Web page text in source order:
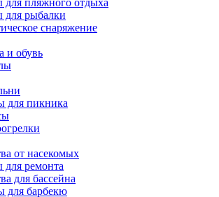
для пляжного отдыха
для рыбалки
снаряжение
и обувь
для пикника
от насекомых
для ремонта
для бассейна
для барбекю